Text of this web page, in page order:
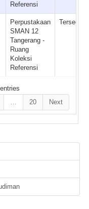
Referensi
Perpustakaan
SMAN 12
Tangerang -
Ruang
Koleksi
Referensi
Tersedia
… 20 Next